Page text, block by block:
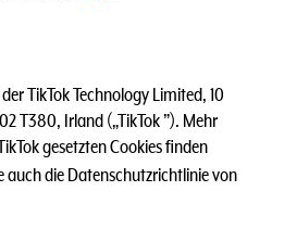
TikTok Technology Limited, 10
T380, Irland („TikTok ”). Mehr
gesetzten Cookies finden
auch die Datenschutzrichtlinie von